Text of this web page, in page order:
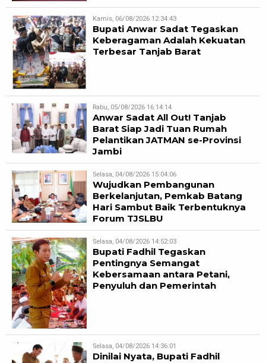
Kamis, 06/08/2026 12:34:43
Bupati Anwar Sadat Tegaskan
Keberagaman Adalah Kekuatan
Terbesar Tanjab Barat
Rabu, 05/08/2026 16:14:14
Anwar Sadat All Out! Tanjab
Barat Siap Jadi Tuan Rumah
Pelantikan JATMAN se-Provinsi
Jambi
Selasa, 04/08/2026 15:04:06
Wujudkan Pembangunan
Berkelanjutan, Pemkab Batang
Hari Sambut Baik Terbentuknya
Forum TJSLBU
Selasa, 04/08/2026 14:52:03
Bupati Fadhil Tegaskan
Pentingnya Semangat
Kebersamaan antara Petani,
Penyuluh dan Pemerintah
Selasa, 04/08/2026 14:36:01
Dinilai Nyata, Bupati Fadhil